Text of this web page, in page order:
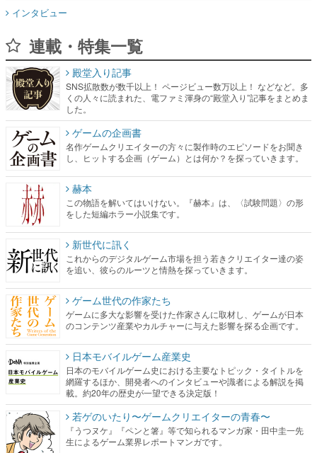
インタビュー
連載・特集一覧
殿堂入り記事
SNS拡散数が数千以上！ ページビュー数万以上！ などなど。多
くの人々に読まれた、電ファミ渾身の“殿堂入り”記事をまとめま
した。
ゲームの企画書
名作ゲームクリエイターの方々に製作時のエピソードをお聞き
し、ヒットする企画（ゲーム）とは何か？を探っていきます。
赫本
この物語を解いてはいけない。『赫本』は、〈試験問題〉の形
をした短編ホラー小説集です。
新世代に訊く
これからのデジタルゲーム市場を担う若きクリエイター達の姿
を追い、彼らのルーツと情熱を探っていきます。
ゲーム世代の作家たち
ゲームに多大な影響を受けた作家さんに取材し、ゲームが日本
のコンテンツ産業やカルチャーに与えた影響を探る企画です。
日本モバイルゲーム産業史
日本のモバイルゲーム史における主要なトピック・タイトルを
網羅するほか、開発者へのインタビューや識者による解説を掲
載。約20年の歴史が一望できる決定版！
若ゲのいたり〜ゲームクリエイターの青春〜
『うつヌケ』『ペンと箸』等で知られるマンガ家・田中圭一先
生によるゲーム業界レポートマンガです。